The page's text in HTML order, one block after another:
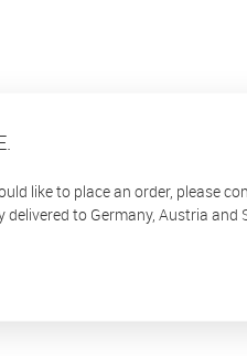
like to place an order, please
delivered to Germany, Austria and